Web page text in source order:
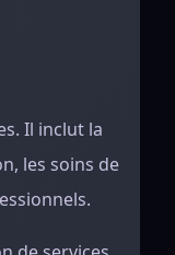
Il inclut la
les soins de